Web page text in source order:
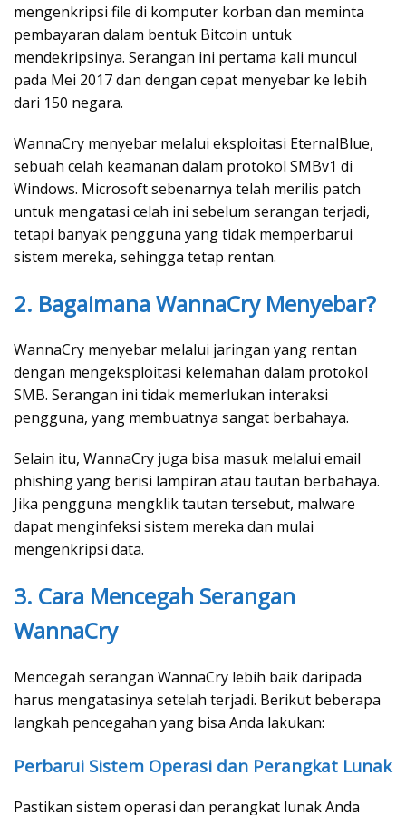
mengenkripsi file di komputer korban dan meminta
pembayaran dalam bentuk Bitcoin untuk
mendekripsinya. Serangan ini pertama kali muncul
pada Mei 2017 dan dengan cepat menyebar ke lebih
dari 150 negara.
WannaCry menyebar melalui eksploitasi EternalBlue,
sebuah celah keamanan dalam protokol SMBv1 di
Windows. Microsoft sebenarnya telah merilis patch
untuk mengatasi celah ini sebelum serangan terjadi,
tetapi banyak pengguna yang tidak memperbarui
sistem mereka, sehingga tetap rentan.
2. Bagaimana WannaCry Menyebar?
WannaCry menyebar melalui jaringan yang rentan
dengan mengeksploitasi kelemahan dalam protokol
SMB. Serangan ini tidak memerlukan interaksi
pengguna, yang membuatnya sangat berbahaya.
Selain itu, WannaCry juga bisa masuk melalui email
phishing yang berisi lampiran atau tautan berbahaya.
Jika pengguna mengklik tautan tersebut, malware
dapat menginfeksi sistem mereka dan mulai
mengenkripsi data.
3. Cara Mencegah Serangan
WannaCry
Mencegah serangan WannaCry lebih baik daripada
harus mengatasinya setelah terjadi. Berikut beberapa
langkah pencegahan yang bisa Anda lakukan:
Perbarui Sistem Operasi dan Perangkat Lunak
Pastikan sistem operasi dan perangkat lunak Anda